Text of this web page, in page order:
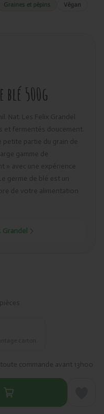
Graines et pépins
Végan
blé 500g
Nat. Les Felix Grandel
fermentés doucement.
petite partie du grain de
gamme de
» avec une expérience
germe de blé est un
de votre alimentation
Grandel
commande avant 13h00